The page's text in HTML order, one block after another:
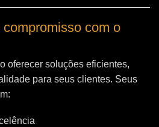
com o
oferecer soluções eficientes,
para seus clientes. Seus